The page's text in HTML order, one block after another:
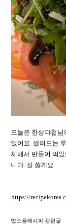
오늘은 한상댜첩님
었어요. 샐러드는
체해서 만들어 먹
니다. 잘 쓸게요
https://
업소용레시피 관련글